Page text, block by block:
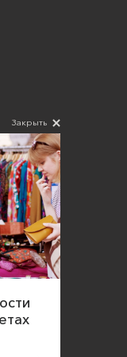
данных
Закрыть